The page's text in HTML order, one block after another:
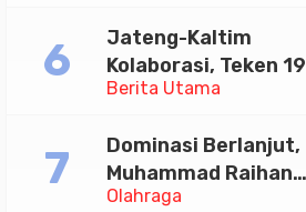
Tabungan Bima Bank
Jateng
Berita Utama
Jateng-Kaltim
Kolaborasi, Teken 19
Kerja Sama Ekonomi
Olahraga
Dominasi Berlanjut,
Muhammad Raihan
Fadila Sabet Emas